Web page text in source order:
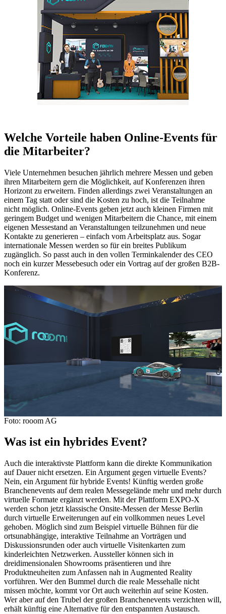
Welche Vorteile haben Online-Events für
die Mitarbeiter?
Viele Unternehmen besuchen jährlich mehrere Messen und geben
ihren Mitarbeitern gern die Möglichkeit, auf Konferenzen ihren
Horizont zu erweitern. Finden allerdings zwei Veranstaltungen an
einem Tag statt oder sind die Kosten zu hoch, ist die Teilnahme
nicht möglich. Online-Events geben jetzt auch kleinen Firmen mit
geringem Budget und wenigen Mitarbeitern die Chance, mit einem
eigenen Messestand an Veranstaltungen teilzunehmen und neue
Kontakte zu generieren – einfach vom Arbeitsplatz aus. Sogar
internationale Messen werden so für ein breites Publikum
zugänglich. So passt auch in den vollen Terminkalender des CEO
noch ein kurzer Messebesuch oder ein Vortrag auf der großen B2B-
Konferenz.
Foto: rooom AG
Was ist ein hybrides Event?
Auch die interaktivste Plattform kann die direkte Kommunikation
auf Dauer nicht ersetzen. Ein Argument gegen virtuelle Events?
Nein, ein Argument für hybride Events! Künftig werden große
Branchenevents auf dem realen Messegelände mehr und mehr durch
virtuelle Formate ergänzt werden. Mit der Plattform EXPO-X
werden schon jetzt klassische Onsite-Messen der Messe Berlin
durch virtuelle Erweiterungen auf ein vollkommen neues Level
gehoben. Möglich sind zum Beispiel virtuelle Bühnen für die
ortsunabhängige, interaktive Teilnahme an Vorträgen und
Diskussionsrunden oder auch virtuelle Visitenkarten zum
kinderleichten Netzwerken. Aussteller können sich in
dreidimensionalen Showrooms präsentieren und ihre
Produktneuheiten zum Anfassen nah in Augmented Reality
vorführen. Wer den Bummel durch die reale Messehalle nicht
missen möchte, kommt vor Ort auch weiterhin auf seine Kosten.
Wer aber auf den Trubel der großen Branchenevents verzichten will,
erhält künftig eine Alternative für den entspannten Austausch.